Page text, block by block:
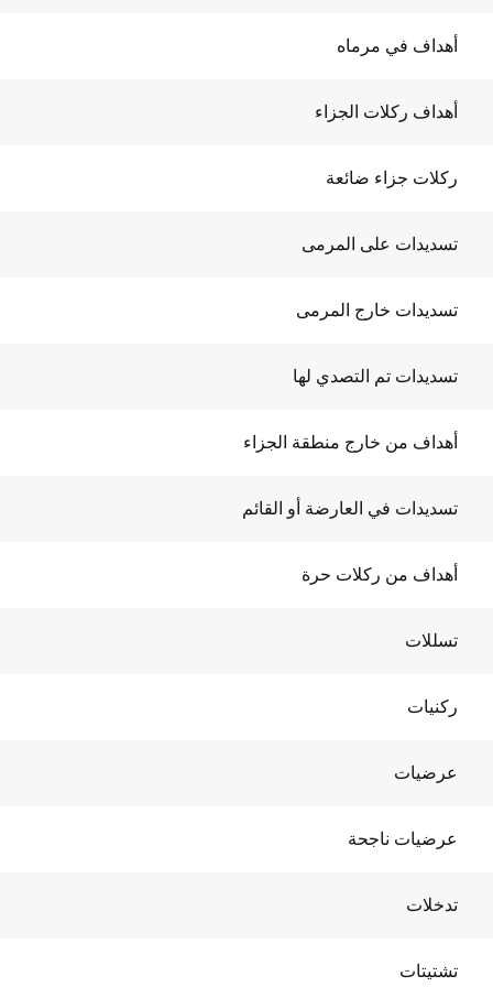
أهداف في مرماه
أهداف ركلات الجزاء
ركلات جزاء ضائعة
تسديدات على المرمى
تسديدات خارج المرمى
تسديدات تم التصدي لها
أهداف من خارج منطقة الجزاء
تسديدات في العارضة أو القائم
أهداف من ركلات حرة
تسللات
ركنيات
عرضيات
عرضيات ناجحة
تدخلات
تشتيتات